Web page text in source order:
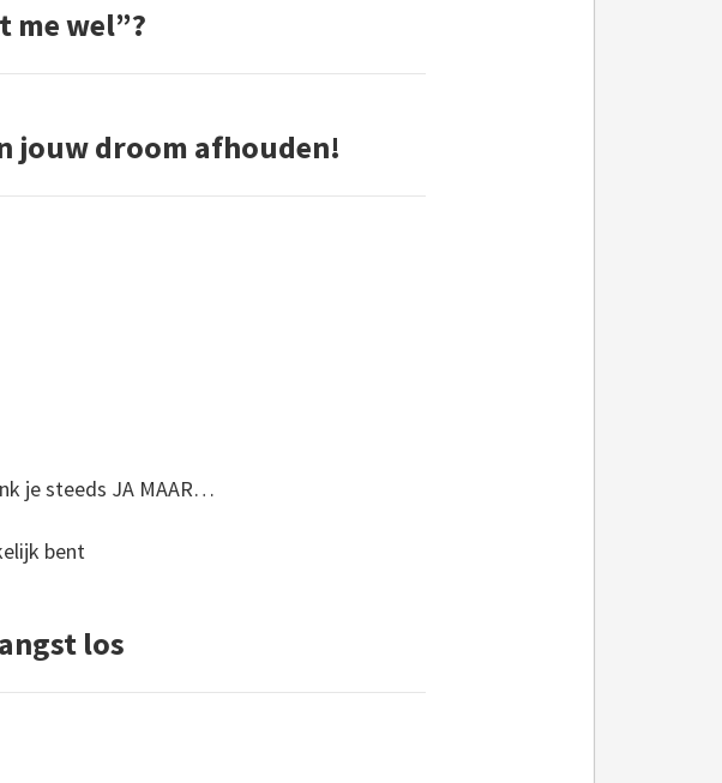
me wel”?
jouw droom afhouden!
je steeds JA MAAR…
bent
los